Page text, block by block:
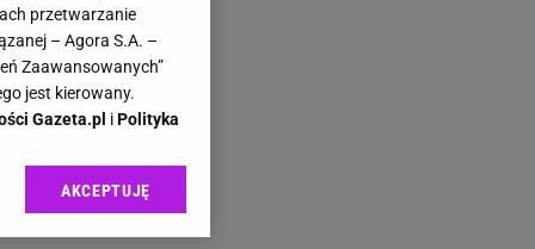
przetwarzanie
– Agora S.A. –
Zaawansowanych”
jest kierowany.
Gazeta.pl iPolityka
sp. z o.o., jej
AKCEPTUJĘ